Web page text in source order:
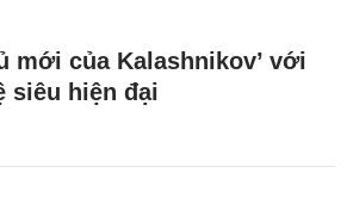
mới của Kalashnikov’ với
siêu hiện đại